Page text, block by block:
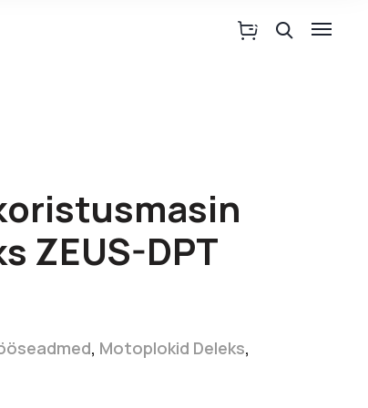
ZEUS-DPT
, Motoplokid Deleks,